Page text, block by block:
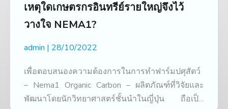
เหตุใดเกษตรกรอินทรีย์รายใหญ่จึงไว้
วางใจ NEMA1?
admin 28/10/2022
เพื่อตอบสนองความต้องการในการทำฟาร์มปศุสัตว์
– Nema1 Organic Carbon – ผลิตภัณฑ์ที่วิจัยและ
พัฒนาโดยนักวิทยาศาสตร์ชั้นนำในญี่ปุ่น ถือเป็น